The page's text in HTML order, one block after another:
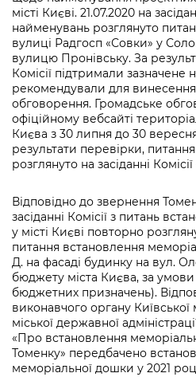
місті Києві. 21.07.2020 на
найменувань розглянуто
вулиці Радгосп «Совки» у
вулицю Пронівську. За
Комісії підтримали зазначене
рекомендували для
обговорення. Громадське
офіційному вебсайті
Києва з 30 липня до 30
результати перевірки,
розглянуто на засіданні
Відповідно до звернення
засіданні Комісії з питань
у місті Києві повторно
питання встановлення
Д. на фасаді будинку на вул.
бюджету міста Києва, за умови
бюджетних призначень).
виконавчого органу Київської
міської державної
«Про встановлення
Томенку» передбачено
меморіальної дошки у 2021